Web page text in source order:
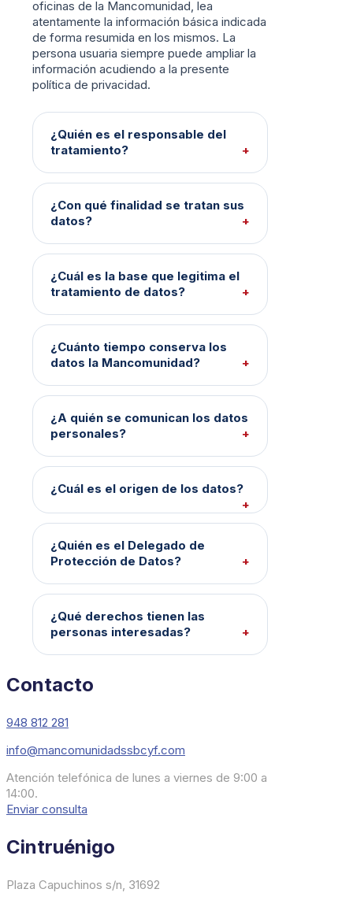
oficinas de la Mancomunidad, lea
atentamente la información básica indicada
de forma resumida en los mismos. La
persona usuaria siempre puede ampliar la
información acudiendo a la presente
política de privacidad.
¿Quién es el responsable del
tratamiento?
¿Con qué finalidad se tratan sus
datos?
¿Cuál es la base que legitima el
tratamiento de datos?
¿Cuánto tiempo conserva los
datos la Mancomunidad?
¿A quién se comunican los datos
personales?
¿Cuál es el origen de los datos?
¿Quién es el Delegado de
Protección de Datos?
¿Qué derechos tienen las
personas interesadas?
Contacto
948 812 281
info@mancomunidadssbcyf.com
Atención telefónica de lunes a viernes de 9:00 a
14:00.
Enviar consulta
Cintruénigo
Plaza Capuchinos s/n, 31692